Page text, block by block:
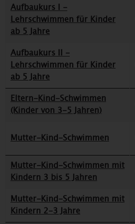
Aufbaukurs I -
Lehrschwimmen für Kinder
ab 5 Jahre
Aufbaukurs II -
Lehrschwimmen für Kinder
ab 5 Jahre
Eltern-Kind-Schwimmen
(Kinder von 3-5 Jahren)
Mutter-Kind-Schwimmen
Mutter-Kind-Schwimmen mit
Kindern 3 bis 5 Jahren
Mutter-Kind-Schwimmen mit
Kindern 2-3 Jahre